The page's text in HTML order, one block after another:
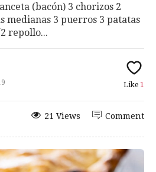
(bacón) 3 chorizos 2
medianas 3 puerros 3 patatas
repollo...
Like 1
Comment
21 Views